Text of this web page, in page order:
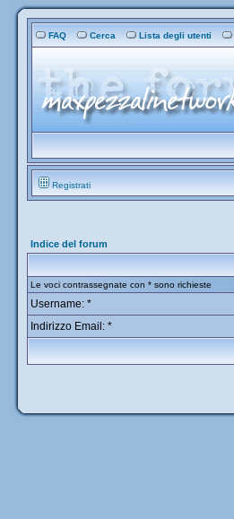
FAQ Cerca Lista degli utenti
Registrati
Indice del forum
Le voci contrassegnate con * sono richieste
Username: *
Indirizzo Email: *